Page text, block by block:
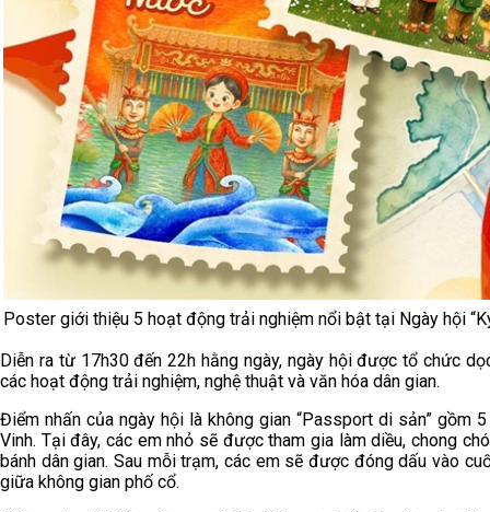
Poster giới thiệu 5 hoạt động trải nghiệm nổi bật tại Ngày hội
Diễn ra từ 17h30 đến 22h hằng ngày, ngày hội được tổ chức
các hoạt động trải nghiệm, nghệ thuật và văn hóa dân gian.
Điểm nhấn của ngày hội là không gian “Passport di sản” gồm
Vinh. Tại đây, các em nhỏ sẽ được tham gia làm diều, chong
bánh dân gian. Sau mỗi trạm, các em sẽ được đóng dấu vào
giữa không gian phố cổ.